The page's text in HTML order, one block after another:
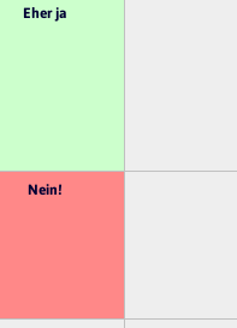
Eher ja
Nein!